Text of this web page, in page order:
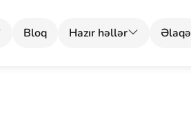
Bloq Hazır həllər Əlaqə